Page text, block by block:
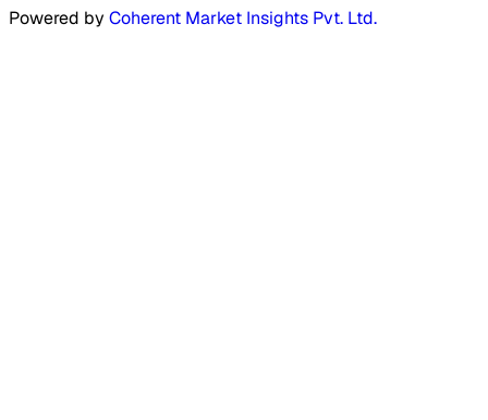
Powered by Coherent Market Insights Pvt. Ltd.